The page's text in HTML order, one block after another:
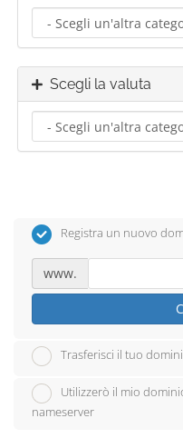
Scegli la valuta
Registra un nuovo
www.
Trasferisci il tuo
Utilizzerò il mio
nameserver